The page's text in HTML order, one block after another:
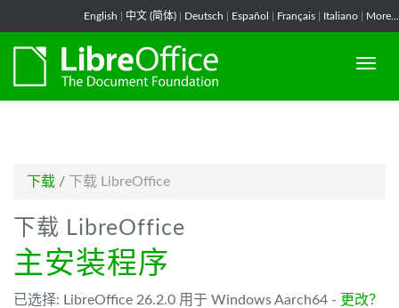
English 中文 (简体) Deutsch Español Français Italiano More...
下载 / 下载 LibreOffice
下载 LibreOffice
主安装程序
已选择: LibreOffice 26.2.0 用于 Windows Aarch64 - 更改？